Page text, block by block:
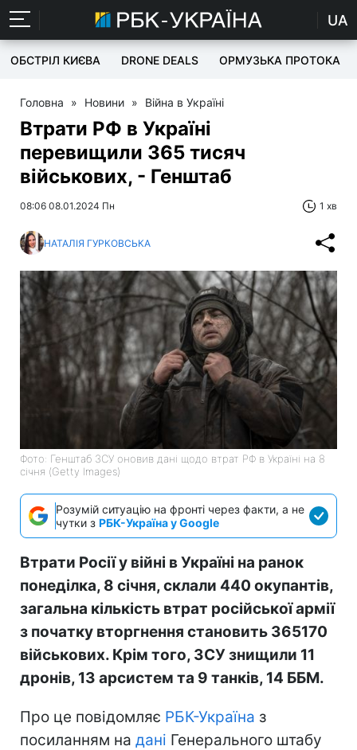
UA
ОБСТРІЛ КИЄВА DRONE DEALS ОРМУЗЬКА ПРОТОКА
Головна » Новини » Війна в Україні
Втрати РФ в Україні
перевищили 365 тисяч
військових, - Генштаб
08:06 08.01.2024 Пн 1 хв
НАТАЛІЯ ГУРКОВСЬКА
Фото: Генштаб ЗСУ оновив дані щодо втрат РФ в Україні на 8
січня (Getty Images)
Розумій ситуацію на фронті через факти, а не
чутки з РБК-Україна у Google
Втрати Росії у війні в Україні на ранок
понеділка, 8 січня, склали 440 окупантів,
загальна кількість втрат російської армії
з початку вторгнення становить 365170
військових. Крім того, ЗСУ знищили 11
дронів, 13 арсистем та 9 танків, 14 ББМ.
Про це повідомляє РБК-Україна з
посиланням на дані Генерального штабу